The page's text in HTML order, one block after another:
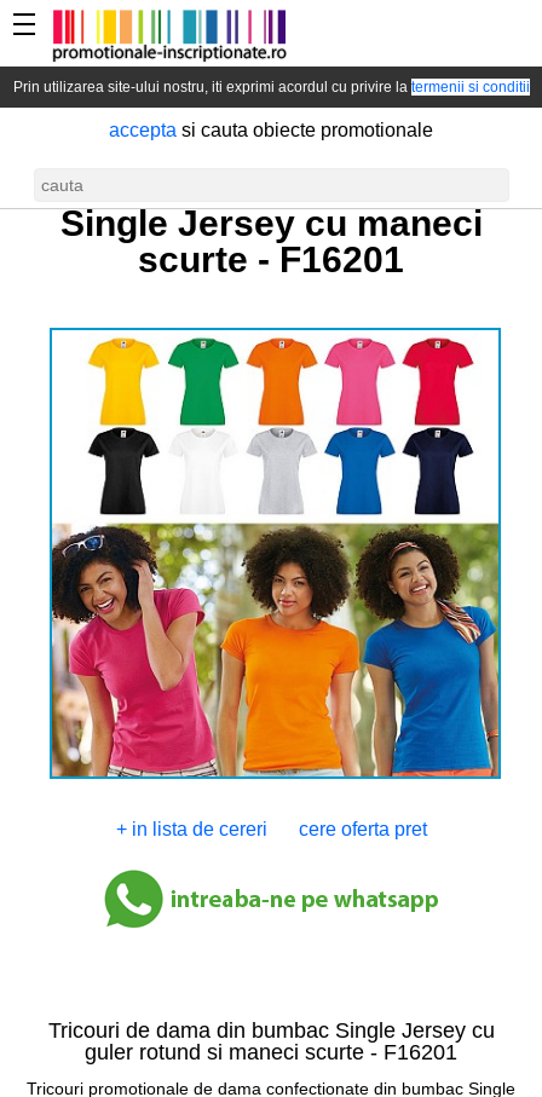
Tricou de dama din bumbac
Single Jersey cu maneci
scurte - F16201
+ in lista de cereri cere oferta pret
Tricouri de dama din bumbac Single Jersey cu
guler rotund si maneci scurte - F16201
Tricouri promotionale de dama confectionate din bumbac Single
Prin utilizarea site-ului nostru, iti exprimi acordul cu privire la termenii si conditii
accepta si cauta obiecte promotionale